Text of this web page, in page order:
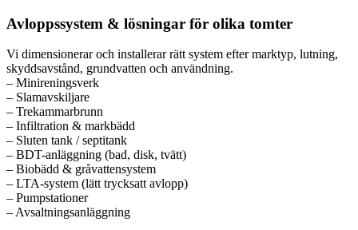
Avloppssystem & lösningar för olika tomter
Vi dimensionerar och installerar rätt system efter marktyp, lutning,
skyddsavstånd, grundvatten och användning.
– Minireningsverk
– Slamavskiljare
– Trekammarbrunn
– Infiltration & markbädd
– Sluten tank / septitank
– BDT-anläggning (bad, disk, tvätt)
– Biobädd & gråvattensystem
– LTA-system (lätt trycksatt avlopp)
– Pumpstationer
– Avsaltningsanläggning